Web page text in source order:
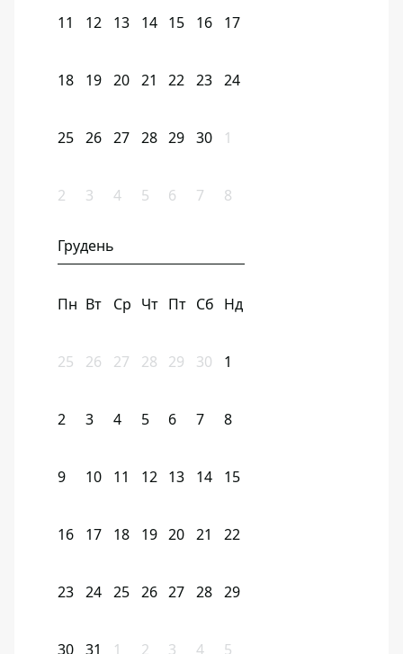
11 12 13 14 15 16 17
18 19 20 21 22 23 24
25 26 27 28 29 30 1
2 3 4 5 6 7 8
Грудень
Пн Вт Ср Чт Пт Сб Нд
25 26 27 28 29 30 1
2 3 4 5 6 7 8
9 10 11 12 13 14 15
16 17 18 19 20 21 22
23 24 25 26 27 28 29
30 31 1 2 3 4 5